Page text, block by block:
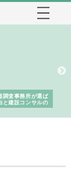
調査事務所が選ば
と建設コンサルの